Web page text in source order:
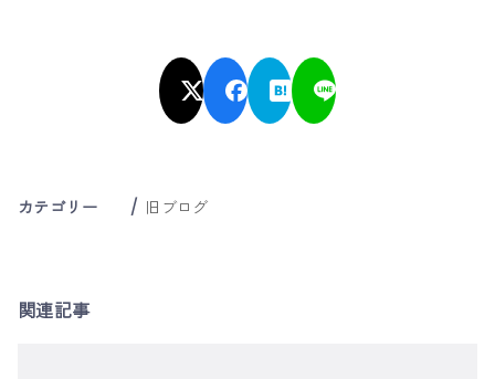
カテゴリー 旧ブログ
関連記事